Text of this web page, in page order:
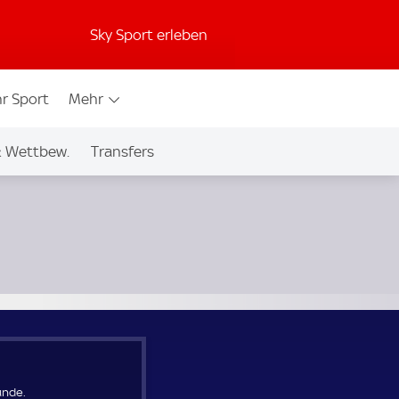
Sky Sport erleben
Sport Mehr
Wettbew. Transfers